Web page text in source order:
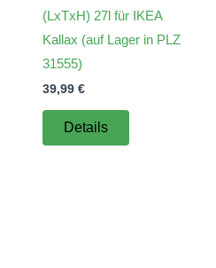
(LxTxH) 27l für IKEA
Kallax (auf Lager in PLZ
31555)
39,99 €
Details